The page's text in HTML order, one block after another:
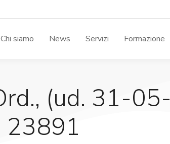
Chi siamo News Servizi Formazione
(ud. 31-05-